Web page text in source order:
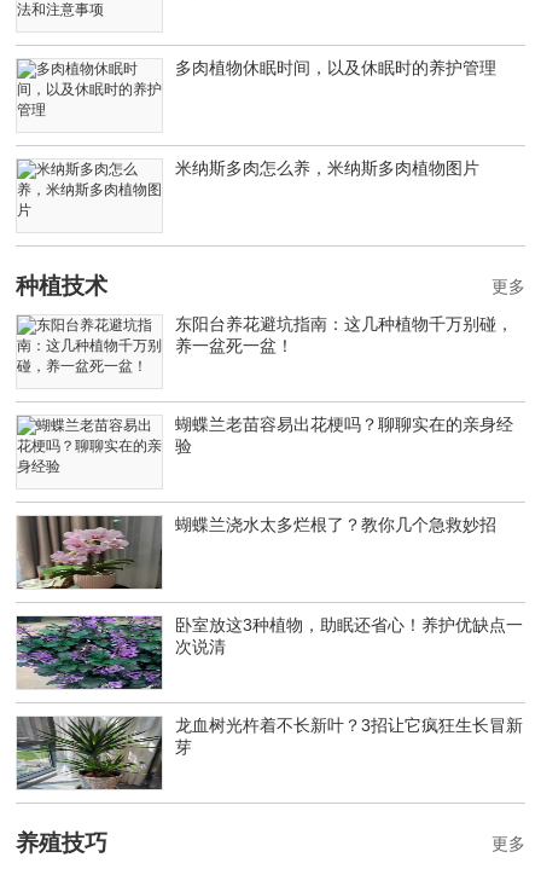
多肉植物休眠时间，以及休眠时的养护管理
米纳斯多肉怎么养，米纳斯多肉植物图片
种植技术
东阳台养花避坑指南：这几种植物千万别碰，
养一盆死一盆！
蝴蝶兰老苗容易出花梗吗？聊聊实在的亲身经
验
蝴蝶兰浇水太多烂根了？教你几个急救妙招
卧室放这3种植物，助眠还省心！养护优缺点一
次说清
龙血树光杵着不长新叶？3招让它疯狂生长冒新
芽
更多
养殖技巧 更多